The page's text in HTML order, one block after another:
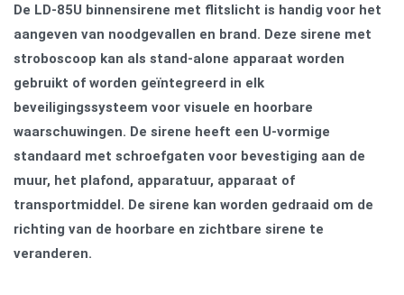
De LD-85U binnensirene met flitslicht is handig voor het
aangeven van noodgevallen en brand. Deze sirene met
stroboscoop kan als stand-alone apparaat worden
gebruikt of worden geïntegreerd in elk
beveiligingssysteem voor visuele en hoorbare
waarschuwingen. De sirene heeft een U-vormige
standaard met schroefgaten voor bevestiging aan de
muur, het plafond, apparatuur, apparaat of
transportmiddel. De sirene kan worden gedraaid om de
richting van de hoorbare en zichtbare sirene te
veranderen.